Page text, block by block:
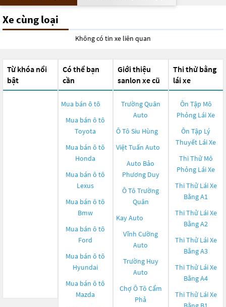
Xe cùng loại
Không có tin xe liên quan
Từ khóa nổi
bật
Có thể bạn
cần
Mua bán ô tô
Mua bán ô tô
Toyota
Mua bán ô tô
Honda
Mua bán ô tô
Lexus
Mua bán ô tô
Bmw
Mua bán ô tô
Ford
Mua bán ô tô
Hyundai
Mua bán ô tô
Mazda
Giới thiệu
sanlon xe cũ
Trường Quân
Auto
Ô Tô Siu Hùng
Việt Tuấn Auto
Auto Bảo
Phương Duy
Ô Tô Trường
Quân
Kay Auto
Vĩnh Cường
Auto
Trường Huy
Auto
Chợ Ô Tô Cẩm
Phả
Thi thử bằng
lái xe
Ôn Tập Mô
Phỏng Lái Xe
Ôn Tập Lý
Thuyết Lái Xe
Thi Thử Mô
Phỏng Lái Xe
Thi Thử Lái Xe
Bằng A1
Thi Thử Lái Xe
Bằng A2
Thi Thử Lái Xe
Bằng A3
Thi Thử Lái Xe
Bằng A4
Thi Thử Lái Xe